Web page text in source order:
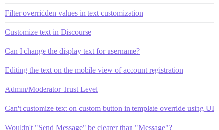
Filter overridden values in text customization
Customize text in Discourse
Can I change the display text for username?
Editing the text on the mobile view of account registration
Admin/Moderator Trust Level
Can't customize text on custom button in template override using UI
Wouldn't "Send Message" be clearer than "Message"?